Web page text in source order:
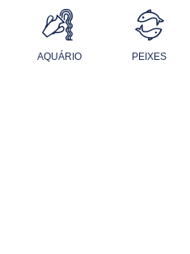
AQUÁRIO PEIXES